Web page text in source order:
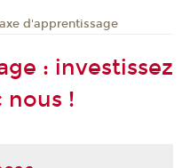
d'apprentissage
: investissez
nous !